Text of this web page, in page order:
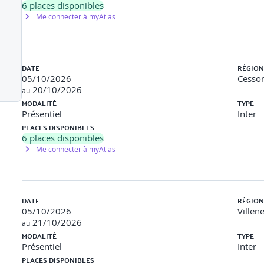
petit bâtiment : semelles isolées sous l'emprise des futurs
planchers collaborants. Définition du sens de portée, création
gaines techniques, cages d'escalier/ascenseur.
individuelles (béton, acier), génération automatique de
6 places disponibles
Me connecter à myAtlas
DATE
05/10/2026
au 20/10/2026
MODALITÉ
Présentiel
TYPE
Inter
PLACES DISPONIBLES
6 places disponibles
Me connecter à myAtlas
DATE
05/10/2026
au 21/10/2026
MODALITÉ
Présentiel
TYPE
Inter
PLACES DISPONIBLES